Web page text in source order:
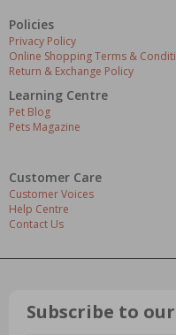
Policies
Privacy Policy
Online Shopping Terms &
Return & Exchange Policy
Learning Centre
Pet Blog
Pets Magazine
Customer Care
Customer Voices
Help Centre
Contact Us
Subscribe to